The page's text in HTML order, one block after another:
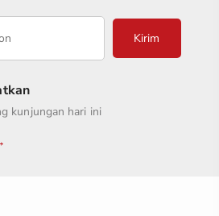
Kirim
kunjungan hari ini